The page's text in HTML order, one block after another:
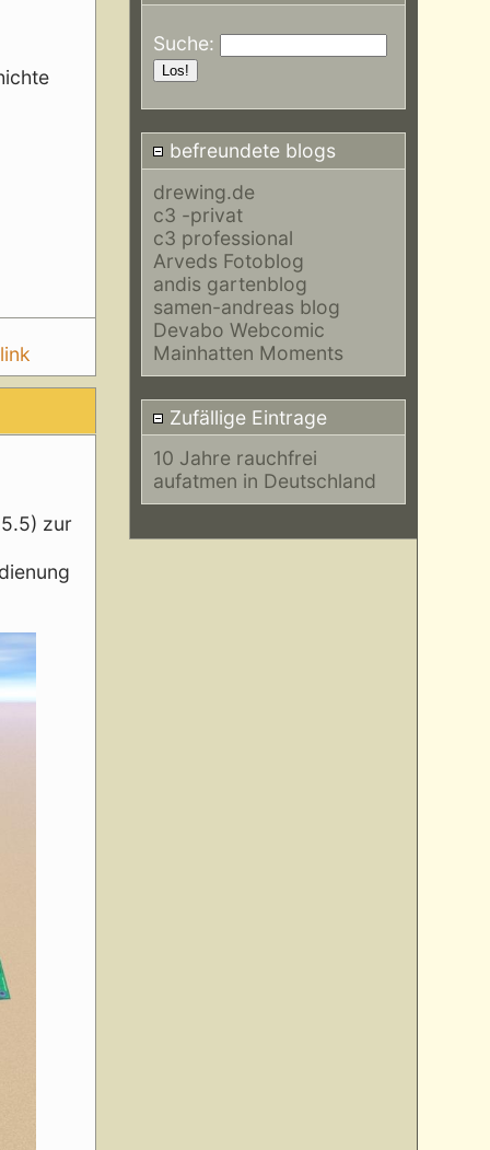
Suche:
befreundete blogs
drewing.de
c3 -privat
c3 professional
Arveds Fotoblog
andis gartenblog
samen-andreas blog
Devabo Webcomic
Mainhatten Moments
Zufällige Eintrage
10 Jahre rauchfrei
aufatmen in Deutschland
zur